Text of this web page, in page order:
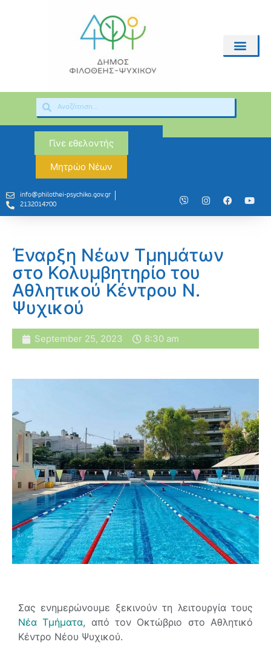
Γίνε εθελοντής
Μητρώο Νέων
info@philothei-psychiko.gov.gr
2132014700
Έναρξη Νέων Τμημάτων
στο Κολυμβητηρίο του
Αθλητικού Κέντρου Ν.
Ψυχικού
September 25, 2023 8:30 am
Σας ενημερώνουμε ξεκινούν τη λειτουργία τους
Νέα Τμήματα, από τον Οκτώβριο στο Αθλητικό
Κέντρο Νέου Ψυχικού.